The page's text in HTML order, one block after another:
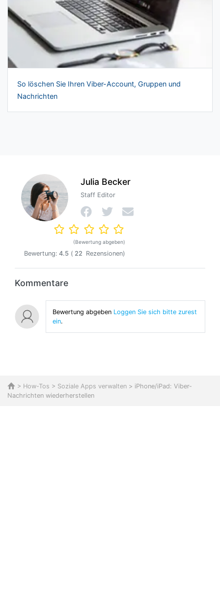
So löschen Sie Ihren Viber-Account, Gruppen und
Nachrichten
Julia Becker
Staff Editor
(Bewertung abgeben)
Bewertung: 4.5 ( 22 Rezensionen)
Kommentare
Bewertung abgebenLoggen Sie sich bitte zurest
ein.
> How-Tos > Soziale Apps verwalten > iPhone/iPad: Viber-
Nachrichten wiederherstellen